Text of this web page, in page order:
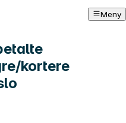
Meny
kortere